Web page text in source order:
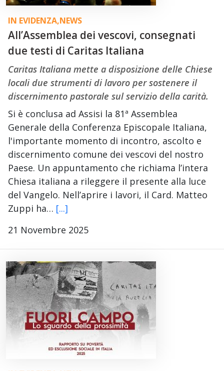
IN EVIDENZA,NEWS
All’Assemblea dei vescovi, consegnati
due testi di Caritas Italiana
Caritas Italiana mette a disposizione delle Chiese
locali due strumenti di lavoro per sostenere il
discernimento pastorale sul servizio della carità.
Si è conclusa ad Assisi la 81ª Assemblea
Generale della Conferenza Episcopale Italiana,
l'importante momento di incontro, ascolto e
discernimento comune dei vescovi del nostro
Paese. Un appuntamento che richiama l’intera
Chiesa italiana a rileggere il presente alla luce
del Vangelo. Nell’aprire i lavori, il Card. Matteo
Zuppi ha… [...]
21 Novembre 2025